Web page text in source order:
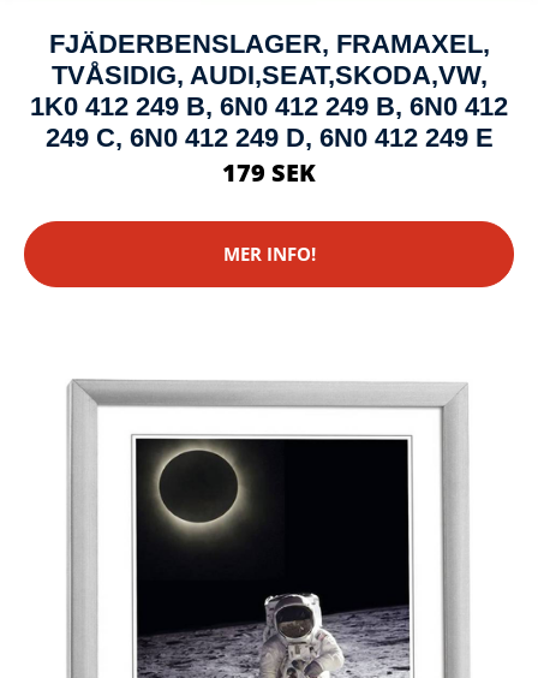
FJÄDERBENSLAGER, FRAMAXEL,
TVÅSIDIG, AUDI,SEAT,SKODA,VW,
1K0 412 249 B, 6N0 412 249 B, 6N0 412
249 C, 6N0 412 249 D, 6N0 412 249 E
179 SEK
MER INFO!